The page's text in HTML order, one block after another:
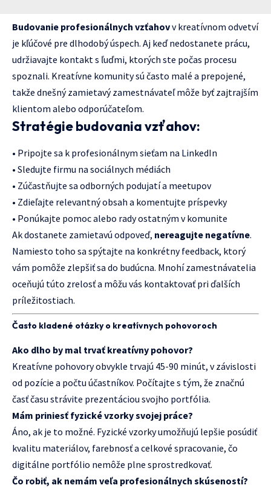
Budovanie profesionálnych vzťahovv kreatívnom odvetví
je kľúčové pre dlhodobý úspech. Aj keď nedostanete prácu,
udržiavajte kontakt s ľuďmi, ktorých ste počas procesu
spoznali. Kreatívne komunity sú často malé a prepojené,
takže dnešný zamietavý zamestnávateľ môže byť zajtrajším
klientom alebo odporúčateľom.
Stratégie budovania vzťahov:
• Pripojte sa k profesionálnym sieťam na LinkedIn
• Sledujte firmu na sociálnych médiách
• Zúčastňujte sa odborných podujatí a meetupov
• Zdieľajte relevantný obsah a komentujte príspevky
• Ponúkajte pomoc alebo rady ostatným v komunite
Ak dostanete zamietavú odpoveď, nereagujte negatívne.
Namiesto toho sa spýtajte na konkrétny feedback, ktorý
vám pomôže zlepšiť sa do budúcna. Mnohí zamestnávatelia
oceňujú túto zrelosť a môžu vás kontaktovať pri ďalších
príležitostiach.
Často kladené otázky o kreatívnych pohovoroch
Ako dlho by mal trvať kreatívny pohovor?
Kreatívne pohovory obvykle trvajú 45-90 minút, v závislosti
od pozície a počtu účastníkov. Počítajte s tým, že značnú
časť času strávite prezentáciou svojho portfólia.
Mám priniesť fyzické vzorky svojej práce?
Áno, ak je to možné. Fyzické vzorky umožňujú lepšie posúdiť
kvalitu materiálov, farebnosť a celkové spracovanie, čo
digitálne portfólio nemôže plne sprostredkovať.
Čo robiť, ak nemám veľa profesionálnych skúseností?